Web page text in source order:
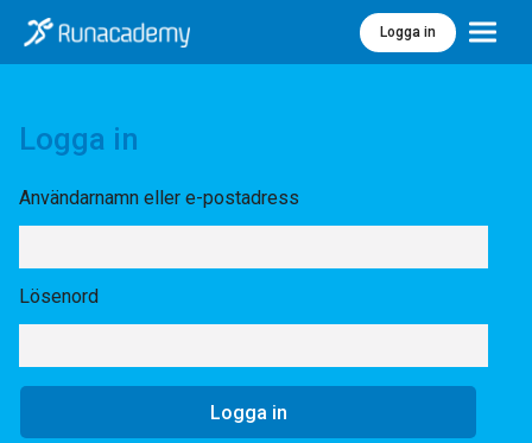
Logga in Meny
Logga in
Användarnamn eller e-postadress
Lösenord